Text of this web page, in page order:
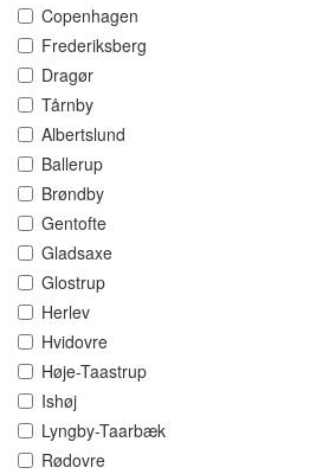
Copenhagen
Frederiksberg
Dragør
Tårnby
Albertslund
Ballerup
Brøndby
Gentofte
Gladsaxe
Glostrup
Herlev
Hvidovre
Høje-Taastrup
Ishøj
Lyngby-Taarbæk
Rødovre